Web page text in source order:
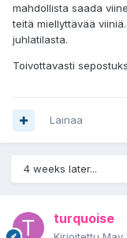
mahdollista saada
teitä miellyttävää
juhlatilasta.
Toivottavasti
Lainaa
4 weeks later...
turquoise